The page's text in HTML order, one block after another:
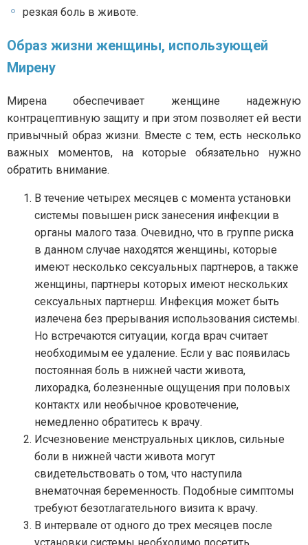
резкая боль в животе.
Образ жизни женщины, использующей
Мирену
Мирена обеспечивает женщине надежную
контрацептивную защиту и при этом позволяет ей вести
привычный образ жизни. Вместе с тем, есть несколько
важных моментов, на которые обязательно нужно
обратить внимание.
В течение четырех месяцев с момента установки
системы повышен риск занесения инфекции в
органы малого таза. Очевидно, что в группе риска
в данном случае находятся женщины, которые
имеют несколько сексуальных партнеров, а также
женщины, партнеры которых имеют нескольких
сексуальных партнерш. Инфекция может быть
излечена без прерывания использования системы.
Но встречаются ситуации, когда врач считает
необходимым ее удаление. Если у вас появилась
постоянная боль в нижней части живота,
лихорадка, болезненные ощущения при половых
контактх или необычное кровотечение,
немедленно обратитесь к врачу.
Исчезновение менструальных циклов, сильные
боли в нижней части живота могут
свидетельствовать о том, что наступила
внематочная беременность. Подобные симптомы
требуют безотлагательного визита к врачу.
В интервале от одного до трех месяцев после